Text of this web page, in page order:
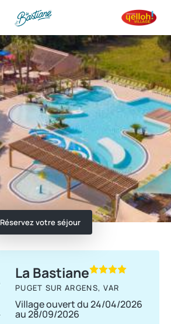
Réservez votre séjour
La Bastiane
PUGET SUR ARGENS, VAR
Village ouvert du 24/04/2026
au 28/09/2026